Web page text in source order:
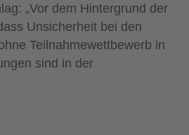
„Vor dem Hintergrund der
Unsicherheit bei den
Teilnahmewettbewerb in
sind in der